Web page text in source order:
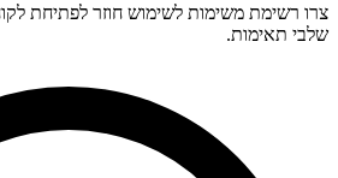
צרו רשימת משימות לשימוש חוזר לפתיחת
שלבי תאימות.